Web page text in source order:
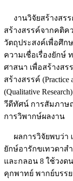
งานวิจัยสร้างสรร
สร้างสรรค์จากคติค
วัตถุประสงค์เพื่อศึก
ความเชื่อเรื่องยักษ์
ศาสนา เพื่อสร้างสร
สร้างสรรค์
(Qualitative
วีดีทัศน์ การสัมภาษ
การวิพากษ์ผลงาน
ผลการวิจัยพบว่า
ยักษ์อารักขเทวดาส
และกลอน 8 ใช้วงด
คุกพาทย์ พากย์บรร